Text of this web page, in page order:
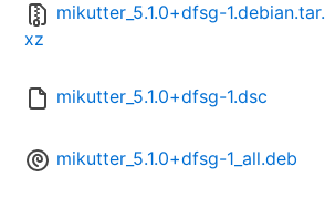
mikutter_5.1.0+dfsg-1.debian.tar.
xz
mikutter_5.1.0+dfsg-1.dsc
mikutter_5.1.0+dfsg-1_all.deb